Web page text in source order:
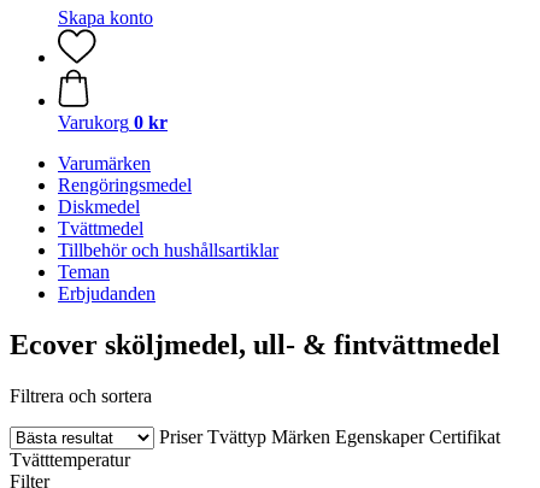
Skapa konto
Varukorg 0 kr
Varumärken
Rengöringsmedel
Diskmedel
Tvättmedel
Tillbehör och hushållsartiklar
Teman
Erbjudanden
Ecover sköljmedel, ull- & fintvättmedel
Filtrera och sortera
Priser Tvättyp Märken Egenskaper Certifikat
Tvätttemperatur
Filter